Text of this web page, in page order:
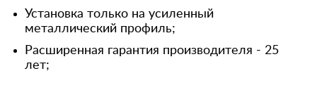
Установка только на усиленный
металлический профиль;
Расширенная гарантия производителя - 25
лет;